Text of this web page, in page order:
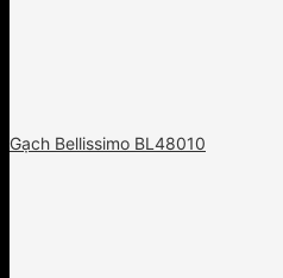
Gạch Bellissimo BL48010